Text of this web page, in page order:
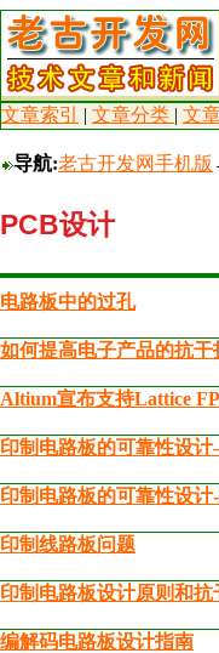
文章索引 | 文章分类 | 文
导航:老古开发网手机版
PCB设计
电路板中的过孔
如何提高电子产品的抗
Altium宣布支持Lattice
印制电路板的可靠性设
印制电路板的可靠性设
印制线路板问题
印制电路板设计原则和抗
编解码电路板设计指南